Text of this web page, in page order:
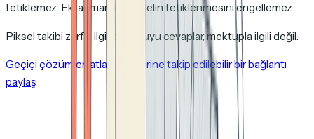
tetiklemez. Eki açmamak pikselin tetiklenmesini engellemez.
Piksel takibi zarfla ilgili bir soruyu cevaplar, mektupla ilgili değil.
Geçiçi çözümleri atla — ek yerine takip edilebilir bir bağlantı
paylaş